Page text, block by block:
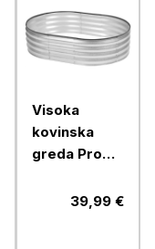
Visoka
kovinska
greda Pro
pocinkana,
39,99 €